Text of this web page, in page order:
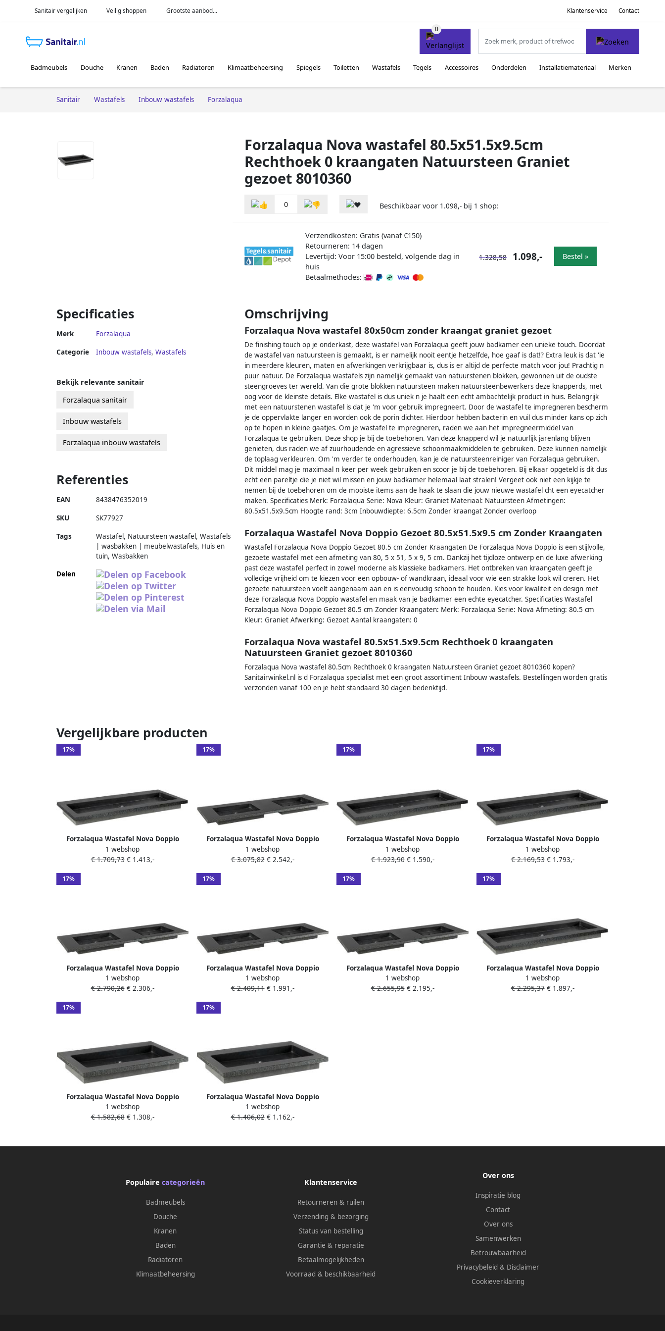
Sanitair vergelijken Veilig shoppen Grootste aanbod... Klantenservice Contact
Badmeubels Douche Kranen Baden Radiatoren Klimaatbeheersing Spiegels Toiletten Wastafels Tegels Accessoires Onderdelen Installatiemateriaal Merken
Sanitair Wastafels Inbouw wastafels Forzalaqua
Forzalaqua Nova wastafel 80.5x51.5x9.5cm
Rechthoek 0 kraangaten Natuursteen Graniet
gezoet 8010360
0 Beschikbaar voor 1.098,- bij 1 shop:
Verzendkosten: Gratis (vanaf €150)
Retourneren: 14 dagen
Levertijd: Voor 15:00 besteld, volgende dag in
huis
Betaalmethodes:
1.328,58 1.098,- Bestel »
Specificaties
Merk Forzalaqua
Categorie Inbouw wastafels, Wastafels
Omschrijving
Forzalaqua Nova wastafel 80x50cm zonder kraangat graniet gezoet
De finishing touch op je onderkast, deze wastafel van Forzalaqua geeft jouw badkamer een unieke touch. Doordat
de wastafel van natuursteen is gemaakt, is er namelijk nooit eentje hetzelfde, hoe gaaf is dat!? Extra leuk is dat 'ie
in meerdere kleuren, maten en afwerkingen verkrijgbaar is, dus is er altijd de perfecte match voor jou! Prachtig n
puur natuur. De Forzalaqua wastafels zijn namelijk gemaakt van natuurstenen blokken, gewonnen uit de oudste
steengroeves ter wereld. Van die grote blokken natuursteen maken natuursteenbewerkers deze knapperds, met
oog voor de kleinste details. Elke wastafel is dus uniek n je haalt een echt ambachtelijk product in huis. Belangrijk
met een natuurstenen wastafel is dat je 'm voor gebruik impregneert. Door de wastafel te impregneren bescherm
je de oppervlakte langer en worden ook de porin dichter. Hierdoor hebben bacterin en vuil dus minder kans op zich
op te hopen in kleine gaatjes. Om je wastafel te impregneren, raden we aan het impregneermiddel van
Forzalaqua te gebruiken. Deze shop je bij de toebehoren. Van deze knapperd wil je natuurlijk jarenlang blijven
genieten, dus raden we af zuurhoudende en agressieve schoonmaakmiddelen te gebruiken. Deze kunnen namelijk
de toplaag verkleuren. Om 'm verder te onderhouden, kan je de natuursteenreiniger van Forzalaqua gebruiken.
Dit middel mag je maximaal n keer per week gebruiken en scoor je bij de toebehoren. Bij elkaar opgeteld is dit dus
echt een pareltje die je niet wil missen en jouw badkamer helemaal laat stralen! Vergeet ook niet een kijkje te
nemen bij de toebehoren om de mooiste items aan de haak te slaan die jouw nieuwe wastafel cht een eyecatcher
maken. Specificaties Merk: Forzalaqua Serie: Nova Kleur: Graniet Materiaal: Natuursteen Afmetingen:
80.5x51.5x9.5cm Hoogte rand: 3cm Inbouwdiepte: 6.5cm Zonder kraangat Zonder overloop
Forzalaqua Wastafel Nova Doppio Gezoet 80.5x51.5x9.5 cm Zonder Kraangaten
Wastafel Forzalaqua Nova Doppio Gezoet 80.5 cm Zonder Kraangaten De Forzalaqua Nova Doppio is een stijlvolle,
gezoete wastafel met een afmeting van 80, 5 x 51, 5 x 9, 5 cm. Dankzij het tijdloze ontwerp en de luxe afwerking
past deze wastafel perfect in zowel moderne als klassieke badkamers. Het ontbreken van kraangaten geeft je
volledige vrijheid om te kiezen voor een opbouw- of wandkraan, ideaal voor wie een strakke look wil creren. Het
gezoete natuursteen voelt aangenaam aan en is eenvoudig schoon te houden. Kies voor kwaliteit en design met
deze Forzalaqua Nova Doppio wastafel en maak van je badkamer een echte eyecatcher. Specificaties Wastafel
Forzalaqua Nova Doppio Gezoet 80.5 cm Zonder Kraangaten: Merk: Forzalaqua Serie: Nova Afmeting: 80.5 cm
Kleur: Graniet Afwerking: Gezoet Aantal kraangaten: 0
Forzalaqua Nova wastafel 80.5x51.5x9.5cm Rechthoek 0 kraangaten
Natuursteen Graniet gezoet 8010360
Forzalaqua Nova wastafel 80.5cm Rechthoek 0 kraangaten Natuursteen Graniet gezoet 8010360 kopen?
Sanitairwinkel.nl is d Forzalaqua specialist met een groot assortiment Inbouw wastafels. Bestellingen worden gratis
verzonden vanaf 100 en je hebt standaard 30 dagen bedenktijd.
Bekijk relevante sanitair
Forzalaqua sanitair
Inbouw wastafels
Forzalaqua inbouw wastafels
Referenties
EAN 8438476352019
SKU SK77927
Tags
Wastafel, Natuursteen wastafel, Wastafels
| wasbakken | meubelwastafels, Huis en
tuin, Wasbakken
Delen
Vergelijkbare producten
17%
Forzalaqua Wastafel Nova Doppio
Gezoet & Gefrijnd 100.5x51.5x9.5 cm
Zonder Kraangaten
1 webshop
€ 1.709,73€ 1.413,-
17%
Forzalaqua Wastafel Nova Doppio
Gezoet & Gefrijnd 160.5x51.5x9.5 cm
Graniet 2 Kraangaten
1 webshop
€ 3.075,82€ 2.542,-
17%
Forzalaqua Wastafel Nova Doppio
Gezoet & Gefrijnd 100.5x51.5x9.5 cm 2
Kraangaten
1 webshop
€ 1.923,90€ 1.590,-
17%
Forzalaqua Wastafel Nova Doppio
Gezoet & Gefrijnd 120.5x51.5x9.5 cm 1
Kraangat
1 webshop
€ 2.169,53€ 1.793,-
17%
Forzalaqua Wastafel Nova Doppio
Gezoet & Gefrijnd 160.5x51.5x9.5 cm
Graniet Zonder Kraangaten
1 webshop
€ 2.790,26€ 2.306,-
17%
Forzalaqua Wastafel Nova Doppio
Gezoet & Gefrijnd 140.5x51.5x9.5 cm
Graniet Zonder Kraangaten
1 webshop
€ 2.409,11€ 1.991,-
17%
Forzalaqua Wastafel Nova Doppio
Gezoet & Gefrijnd 140.5x51.5x9.5 cm
Graniet 2 Kraangaten
1 webshop
€ 2.655,95€ 2.195,-
17%
Forzalaqua Wastafel Nova Doppio
Gezoet & Gefrijnd 120.5x51.5x9.5 cm 2
Kraangaten
1 webshop
€ 2.295,37€ 1.897,-
17%
Forzalaqua Wastafel Nova Doppio
Gezoet & Gefrijnd 80.5x51.5x9.5 cm 2
Kraangaten
1 webshop
€ 1.582,68€ 1.308,-
17%
Forzalaqua Wastafel Nova Doppio
Gezoet & Gefrijnd 80.5x51.5x9.5 cm
Zonder Kraangaten
1 webshop
€ 1.406,02€ 1.162,-
Populaire categorieën
Badmeubels
Douche
Kranen
Baden
Radiatoren
Klimaatbeheersing
Klantenservice
Retourneren & ruilen
Verzending & bezorging
Status van bestelling
Garantie & reparatie
Betaalmogelijkheden
Voorraad & beschikbaarheid
Over ons
Inspiratie blog
Contact
Over ons
Samenwerken
Betrouwbaarheid
Privacybeleid & Disclaimer
Cookieverklaring